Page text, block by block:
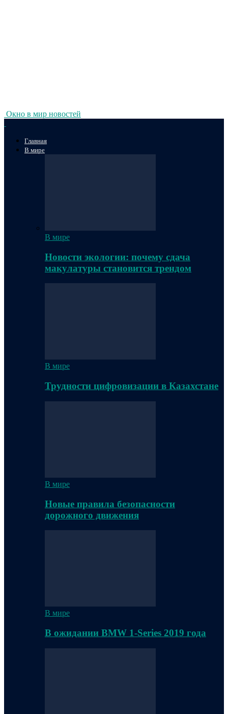
Окно в мир новостей
Главная
В мире
В мире
Новости экологии: почему сдача
макулатуры становится трендом
В мире
Трудности цифровизации в Казахстане
В мире
Новые правила безопасности
дорожного движения
В мире
В ожидании BMW 1-Series 2019 года